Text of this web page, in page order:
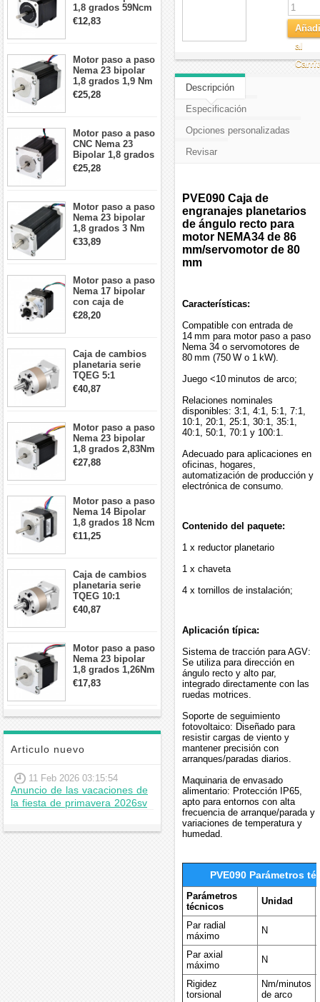
1,8 grados 59Ncm
2A 42x48mm 4
cables compatible
€12,83
Motor paso a paso
Nema 23 bipolar
1,8 grados 1,9 Nm
2,8 A 3,2 V
57x57x76mm 4
€25,28
Motor paso a paso
CNC Nema 23
Bipolar 1,8 grados
1,9 Nm 3A 3,36 V
57x57x76mm 4
€25,28
Motor paso a paso
Nema 23 bipolar
1,8 grados 3 Nm
4,2A 57x57x114mm
motor paso a paso
€33,89
Motor paso a paso
Nema 17 bipolar
con caja de
cambios planetaria
5:1 longitud 33mm
Robot CNC DIY
€28,20
Caja de cambios
planetaria serie
TQEG 5:1
contragolpe 15
arcmin para motor
€40,87
Motor paso a paso
Nema 23 bipolar
1,8 grados 2,83Nm
4A 2,26 V
57x57x84mm 8
€27,88
Motor paso a paso
Nema 14 Bipolar
1,8 grados 18 Ncm
0,8 A 5,74 V 35 x
35 x 34 mm 4
€11,25
Caja de cambios
planetaria serie
TQEG 10:1
contragolpe 15
arcmin para motor
€40,87
Motor paso a paso
Nema 23 bipolar
1,8 grados 1,26Nm
2,8A 2,5V
57x57x56mm 4
€17,83
Articulo nuevo
11 Feb 2026 03:15:54
Anuncio de las vacaciones de
la fiesta de primavera 2026sv
al
Descripción
Especificación
Opciones personalizadas
Revisar
PVE090 Caja de
engranajes planetarios
de ángulo recto para
motor NEMA34 de 86
mm/servomotor de 80
mm
Características:
Compatible con entrada de
14 mm para motor paso a paso
Nema 34 o servomotores de
80 mm (750 W o 1 kW).
Juego <10 minutos de arco;
Relaciones nominales
disponibles: 3:1, 4:1, 5:1, 7:1,
10:1, 20:1, 25:1, 30:1, 35:1,
40:1, 50:1, 70:1 y 100:1.
Adecuado para aplicaciones en
oficinas, hogares,
automatización de producción y
electrónica de consumo.
Contenido del paquete:
1 x reductor planetario
1 x chaveta
4 x tornillos de instalación;
Aplicación típica:
Sistema de tracción para AGV:
Se utiliza para dirección en
ángulo recto y alto par,
integrado directamente con las
ruedas motrices.
Soporte de seguimiento
fotovoltaico: Diseñado para
resistir cargas de viento y
mantener precisión con
arranques/paradas diarios.
Maquinaria de envasado
alimentario: Protección IP65,
apto para entornos con alta
frecuencia de arranque/parada y
variaciones de temperatura y
humedad.
PVE090 Parámetros
Parámetros
técnicos
Unidad
Par radial
máximo
N
Par axial
máximo
N
Rigidez
torsional
Nm/minutos
de arco